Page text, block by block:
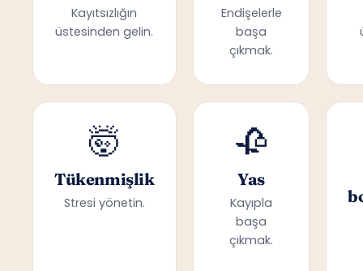
Kayıtsızlığın
üstesinden gelin.
Endişelerle
başa
çıkmak.
🤯
Tükenmişlik
Stresi yönetin.
🥀
Yas
Kayıpla
başa
çıkmak.